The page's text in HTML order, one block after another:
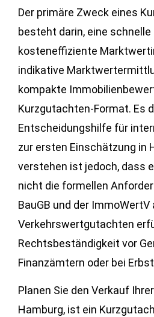
Der primäre Zweck eines
besteht darin, eine schnelle
kosteneffiziente
indikative
kompakte
Kurzgutachten-Format. Es
Entscheidungshilfe für
zur ersten Einschätzung in
verstehen ist jedoch, dass
nicht die formellen
BauGB und der ImmoWertV
Verkehrswertgutachten
Rechtsbeständigkeit vor
Finanzämtern oder bei
Planen Sie den Verkauf
Hamburg, ist ein